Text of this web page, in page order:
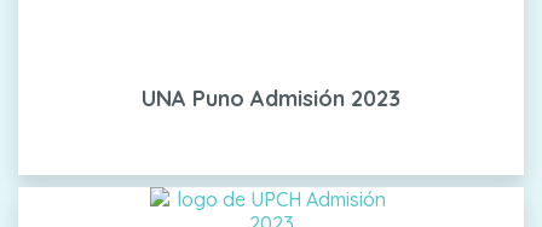
UNA Puno Admisión 2023